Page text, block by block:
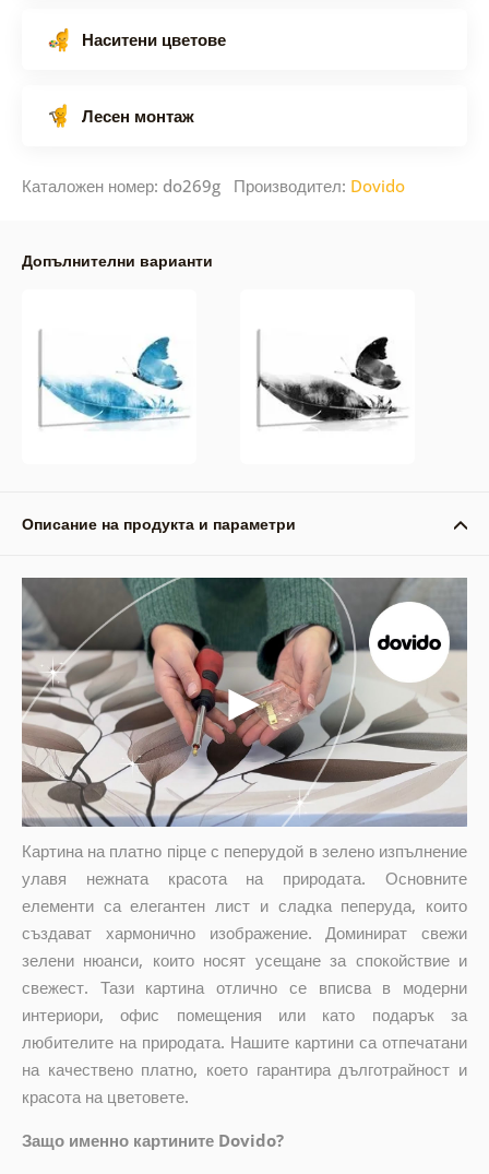
Наситени цветове
Лесен монтаж
Каталожен номер: do269g Производител: Dovido
Допълнителни варианти
Описание на продукта и параметри
Картина на платно пірце с пеперудой в зелено изпълнение
улавя нежната красота на природата. Основните
елементи са елегантен лист и сладка пеперуда, които
създават хармонично изображение. Доминират свежи
зелени нюанси, които носят усещане за спокойствие и
свежест. Тази картина отлично се вписва в модерни
интериори, офис помещения или като подарък за
любителите на природата. Нашите картини са отпечатани
на качествено платно, което гарантира дълготрайност и
красота на цветовете.
Защо именно картините Dovido?